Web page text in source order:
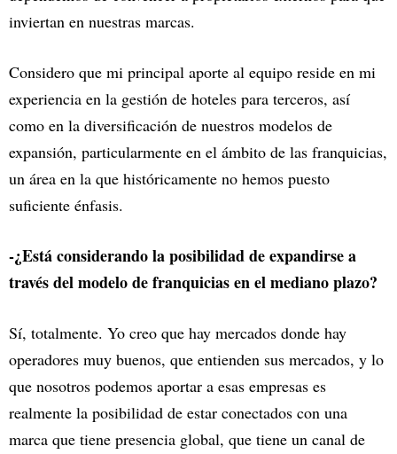
inviertan en nuestras marcas.
Considero que mi principal aporte al equipo reside en mi
experiencia en la gestión de hoteles para terceros, así
como en la diversificación de nuestros modelos de
expansión, particularmente en el ámbito de las franquicias,
un área en la que históricamente no hemos puesto
suficiente énfasis.
-¿Está considerando la posibilidad de expandirse a
través del modelo de franquicias en el mediano plazo?
Sí, totalmente. Yo creo que hay mercados donde hay
operadores muy buenos, que entienden sus mercados, y lo
que nosotros podemos aportar a esas empresas es
realmente la posibilidad de estar conectados con una
marca que tiene presencia global, que tiene un canal de